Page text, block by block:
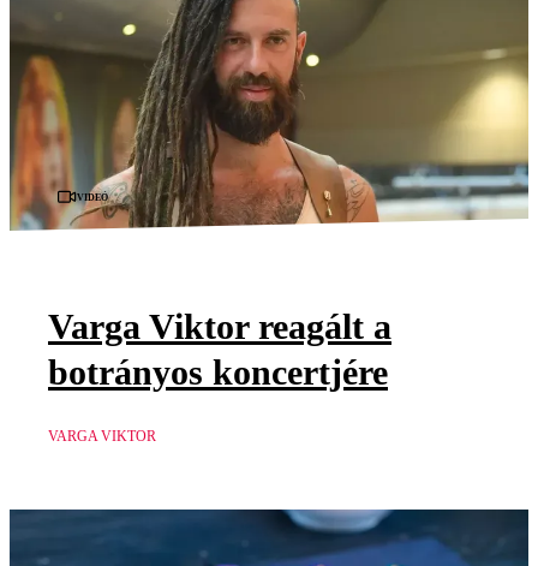
Videó
Varga Viktor reagált a
botrányos koncertjére
VARGA VIKTOR